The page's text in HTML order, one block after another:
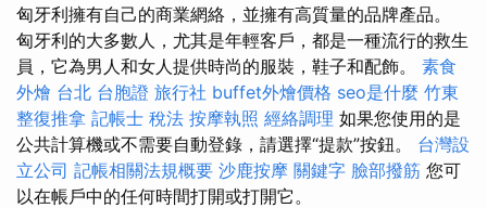
匈牙利擁有自己的商業網絡，並擁有高質量的品牌產品。
匈牙利的大多數人，尤其是年輕客戶，都是一種流行的救生
員，它為男人和女人提供時尚的服裝，鞋子和配飾。 素食
外燴 台北 台胞證 旅行社 buffet外燴價格 seo是什麼 竹東
整復推拿 記帳士 稅法 按摩執照 經絡調理 如果您使用的是
公共計算機或不需要自動登錄，請選擇“提款”按鈕。 台灣設
立公司 記帳相關法規概要 沙鹿按摩 關鍵字 臉部撥筋 您可
以在帳戶中的任何時間打開或打開它。